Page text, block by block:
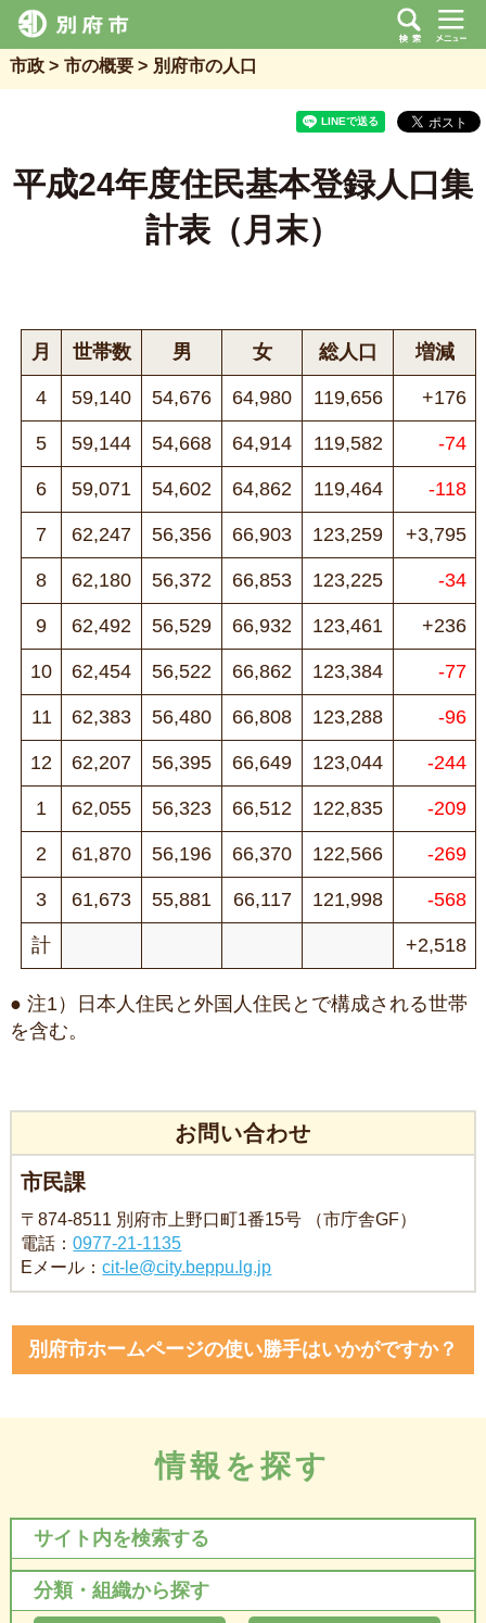
市政 市の概要 別府市の人口
平成24年度住民基本登録人口集
計表（月末）
月 世帯数 男 女 総人口 増減
4 59,140 54,676 64,980 119,656 +176
5 59,144 54,668 64,914 119,582 -74
6 59,071 54,602 64,862 119,464 -118
7 62,247 56,356 66,903 123,259 +3,795
8 62,180 56,372 66,853 123,225 -34
9 62,492 56,529 66,932 123,461 +236
10 62,454 56,522 66,862 123,384 -77
11 62,383 56,480 66,808 123,288 -96
12 62,207 56,395 66,649 123,044 -244
1 62,055 56,323 66,512 122,835 -209
2 61,870 56,196 66,370 122,566 -269
3 61,673 55,881 66,117 121,998 -568
計 +2,518
● 注1）日本人住民と外国人住民とで構成される世帯
を含む。
お問い合わせ
市民課
〒874-8511 別府市上野口町1番15号 （市庁舎GF）
電話：0977-21-1135
Eメール：cit-le@city.beppu.lg.jp
別府市ホームページの使い勝手はいかがですか？
情報を探す
サイト内を検索する
分類・組織から探す